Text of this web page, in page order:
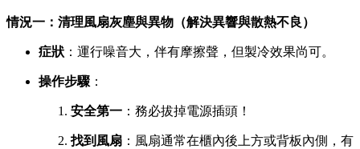
情況一：清理風扇灰塵與異物（解決異響與散熱不良）
症狀 ：運行噪音大，伴有摩擦聲，但製冷效果尚可。
操作步驟 ：
安全第一 ：務必拔掉電源插頭！
找到風扇 ：風扇通常在櫃內後上方或背板內側，有